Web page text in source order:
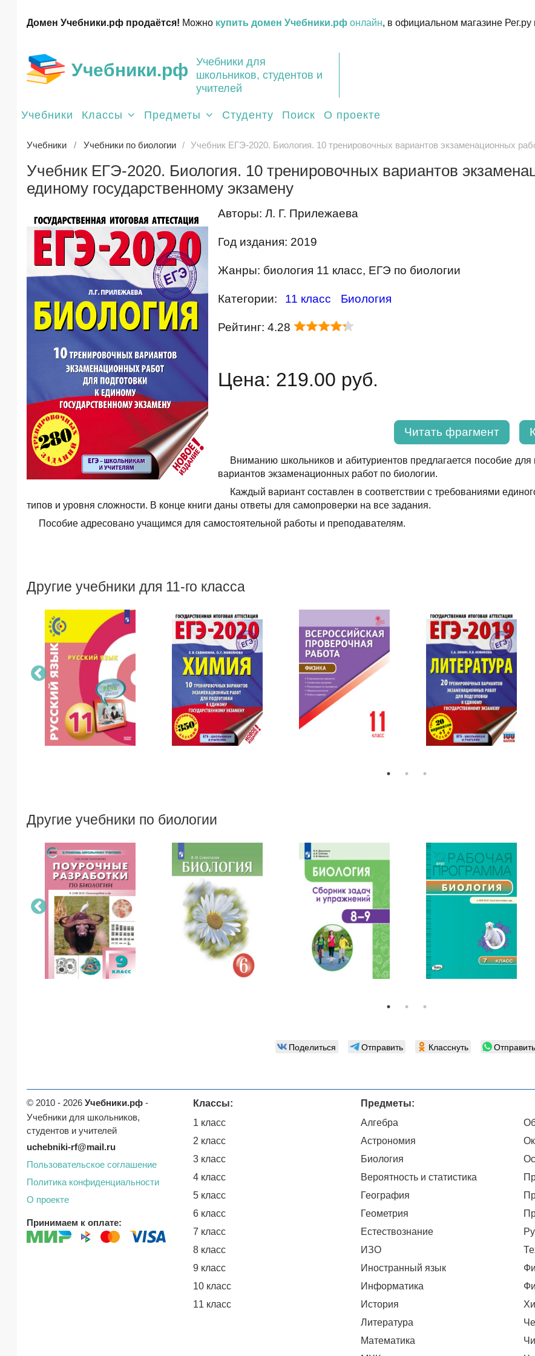
Домен Учебники.рф продаётся! Можно купить домен Учебники.рф онлайн, в официальном магазине Рег.ру
Учебники.рф
Учебники для
школьников, студентов и
учителей
Учебники Классы Предметы Студенту Поиск О проекте
Учебники Учебники по биологии Учебник ЕГЭ-2020. Биология. 10 тренировочных вариантов экзаменационных
Учебник ЕГЭ-2020. Биология. 10 тренировочных вариантов
единому государственному экзамену
Авторы: Л. Г. Прилежаева
Год издания: 2019
Жанры: биология 11 класс, ЕГЭ по биологии
Категории: 11 класс Биология
Рейтинг: 4.28
Цена: 219.00 руб.
Читать фрагмент
Вниманию школьников и абитуриентов предлагается поcобие
вариантов экзаменационных работ по биологии.
Каждый вариант составлен в соответствии с требованиями
типов и уровня сложности. В конце книги даны ответы для самопроверки на все задания.
Пособие адресовано учащимся для самостоятельной работы и преподавателям.
Другие учебники для 11-го класса
Другие учебники по биологии
Поделиться Отправить Класснуть Отправить
© 2010 - 2026 Учебники.рф -
Учебники для школьников,
студентов и учителей
uchebniki-rf@mail.ru
Пользовательское соглашение
Политика конфиденциальности
О проекте
Принимаем к оплате:
Классы:
1 класс
2 класс
3 класс
4 класс
5 класс
6 класс
7 класс
8 класс
9 класс
10 класс
11 класс
Предметы:
Алгебра
Астрономия
Биология
Вероятность и статистика
География
Геометрия
Естествознание
ИЗО
Иностранный язык
Информатика
История
Литература
Математика